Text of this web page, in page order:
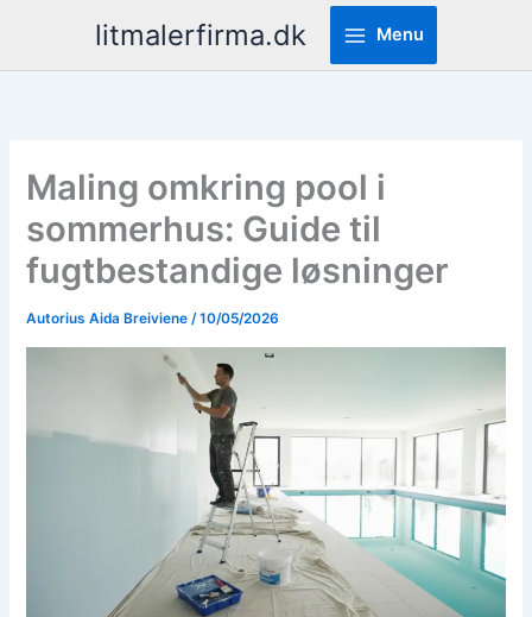
turinio
litmalerfirma.dk Menu
Maling omkring pool i
sommerhus: Guide til
fugtbestandige løsninger
Autorius Aida Breiviene/10/05/2026